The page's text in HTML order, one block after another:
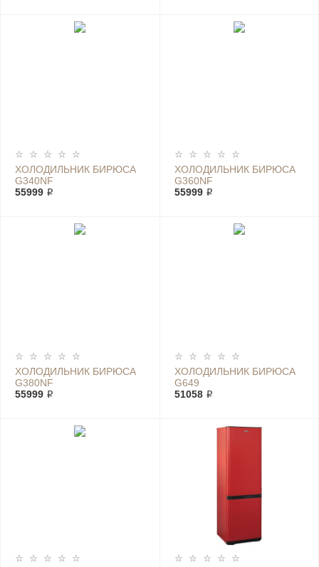
ХОЛОДИЛЬНИК БИРЮСА
G340NF
55999 ₽
ХОЛОДИЛЬНИК БИРЮСА
G360NF
55999 ₽
ХОЛОДИЛЬНИК БИРЮСА
G380NF
55999 ₽
ХОЛОДИЛЬНИК БИРЮСА
G649
51058 ₽